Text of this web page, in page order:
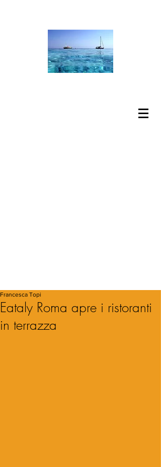
Eataly Roma apre i ristoranti
in terrazza
Francesca Topi